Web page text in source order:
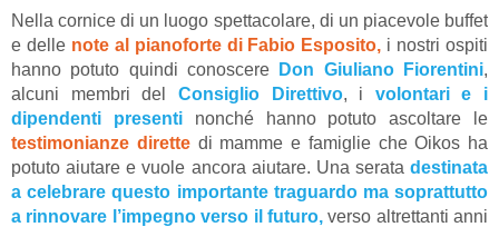
Nella cornice di un luogo spettacolare, di un piacevole buffet
e delle note al pianoforte di Fabio Esposito, i nostri ospiti
hanno potuto quindi conoscere Don Giuliano Fiorentini,
alcuni membri del Consiglio Direttivo, i volontari e i
dipendenti presentinonché hanno potuto ascoltare le
testimonianze dirette di mamme e famiglie che Oikos ha
potuto aiutare e vuole ancora aiutare. Una serata destinata
a celebrare questo importante traguardo ma soprattutto
a rinnovare l’impegno verso il futuro, verso altrettanti anni